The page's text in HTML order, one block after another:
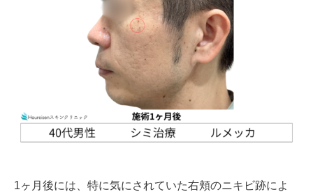
1ヶ月後には、特に気にされていた右頬のニキビ跡によ